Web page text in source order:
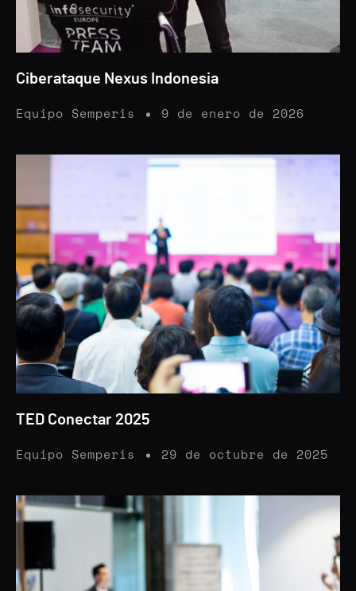
Ciberataque Nexus Indonesia
Equipo Semperis 9 de enero de 2026
TED Conectar 2025
Equipo Semperis 29 de octubre de 2025